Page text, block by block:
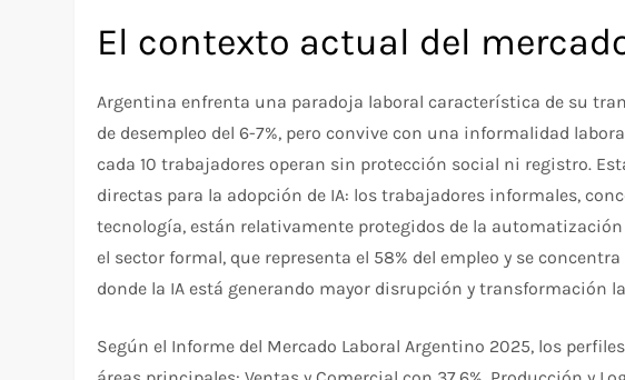
El contexto actual del
Argentina enfrenta una paradoja laboral característica de su
de desempleo del 6-7%, pero convive con una informalidad
cada 10 trabajadores operan sin protección social ni registro.
directas para la adopción de IA: los trabajadores informales,
tecnología, están relativamente protegidos de la
el sector formal, que representa el 58% del empleo y se
donde la IA está generando mayor disrupción y transformación
Según el Informe del Mercado Laboral Argentino 2025, los